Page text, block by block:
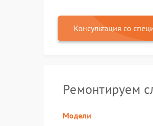
Консультация со
Ремонтируем
Модели